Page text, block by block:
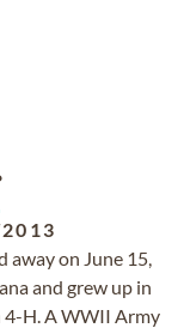
away on June 15,
and grew up in
4-H. A WWII Army